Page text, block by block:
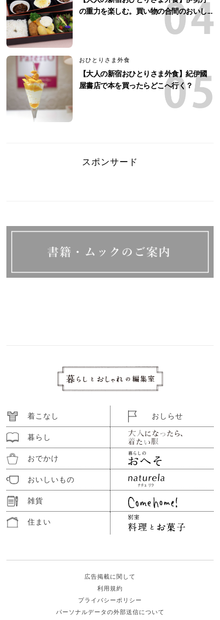
の重力を楽しむ。買い物の合間のおいし...
おひとりさま外食
【大人の新宿おひとりさま外食】紀伊國
屋書店で本を買ったらどこへ行く？
スポンサード
着こなし
暮らし
おでかけ
おいしいもの
雑貨
住まい
おしらせ
広告掲載に関して
利用規約
プライバシーポリシー
パーソナルデータの外部送信について